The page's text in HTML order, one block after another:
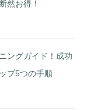
然お得！
ングガイド！成功
プ5つの手順